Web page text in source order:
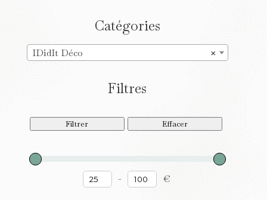
Catégories
×
IDidIt Déco
Filtres
Filtrer Effacer
- €